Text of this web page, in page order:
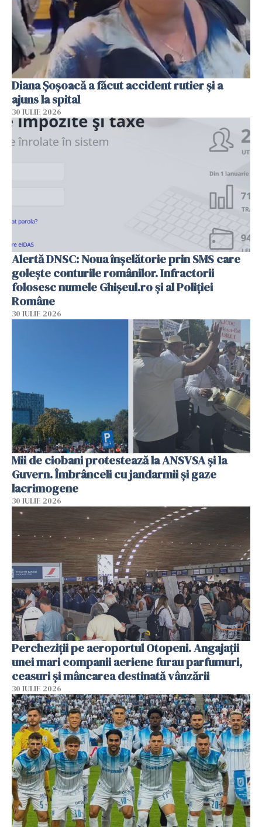
Diana Șoșoacă a făcut accident rutier și a
ajuns la spital
30 IULIE 2026
Alertă DNSC: Noua înșelătorie prin SMS care
golește conturile românilor. Infractorii
folosesc numele Ghișeul.ro și al Poliției
Române
30 IULIE 2026
Mii de ciobani protestează la ANSVSA și la
Guvern. Îmbrânceli cu jandarmii și gaze
lacrimogene
30 IULIE 2026
Percheziții pe aeroportul Otopeni. Angajații
unei mari companii aeriene furau parfumuri,
ceasuri și mâncarea destinată vânzării
30 IULIE 2026